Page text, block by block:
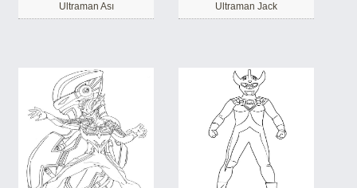
Ultraman Ası Ultraman Jack